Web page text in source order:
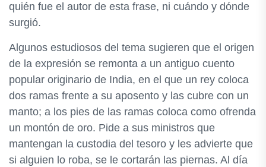
quién fue el autor de esta frase, ni cuándo y dónde
surgió.
Algunos estudiosos del tema sugieren que el origen
de la expresión se remonta a un antiguo cuento
popular originario de India, en el que un rey coloca
dos ramas frente a su aposento y las cubre con un
manto; a los pies de las ramas coloca como ofrenda
un montón de oro. Pide a sus ministros que
mantengan la custodia del tesoro y les advierte que
si alguien lo roba, se le cortarán las piernas. Al día